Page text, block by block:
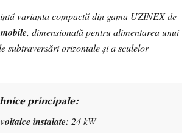
varianta compactă din gama UZINEX de
, dimensionată pentru alimentarea unui
subtraversări orizontale și a sculelor
principale:
instalate: 24 kW